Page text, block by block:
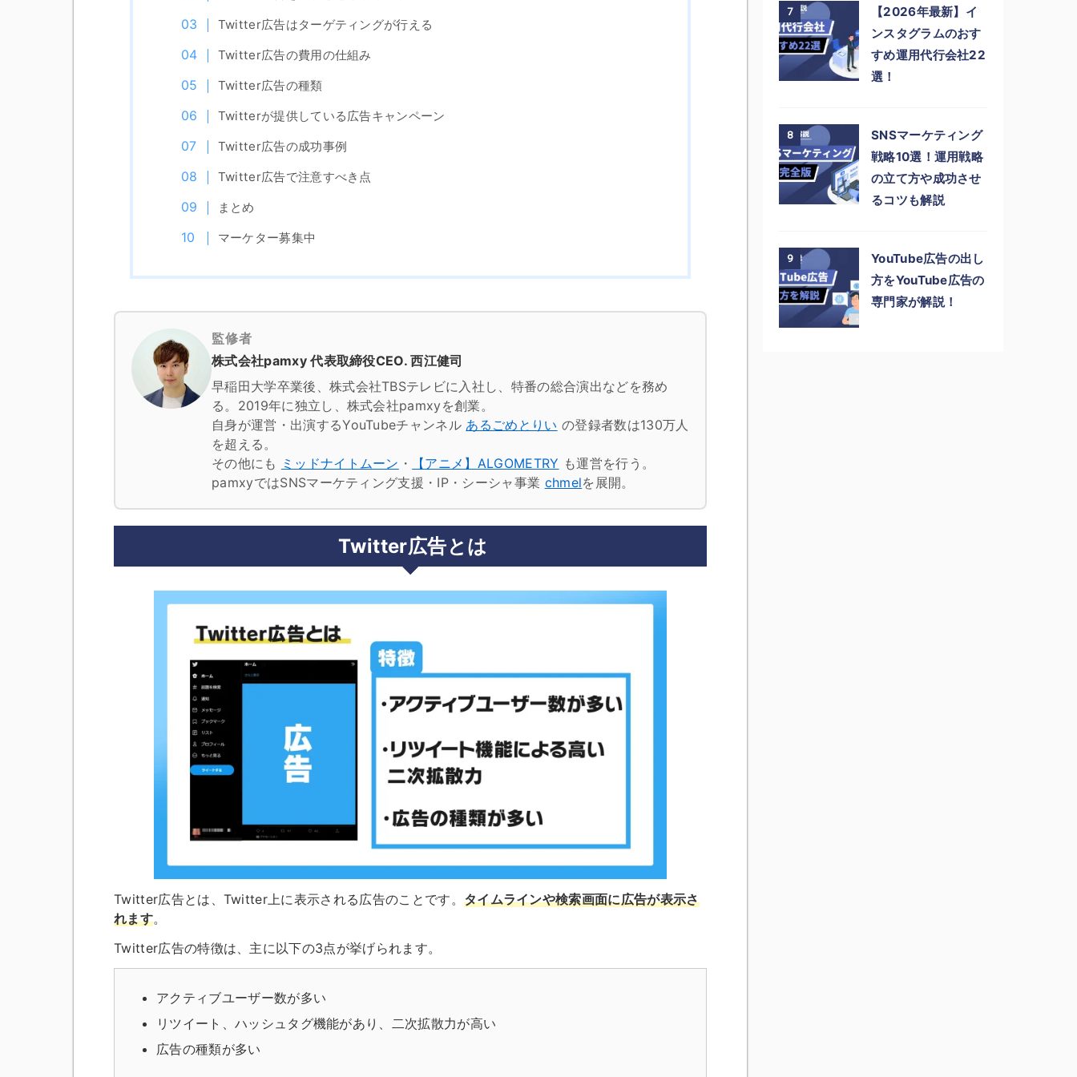
Twitter広告はターゲティングが行える
Twitter広告の費用の仕組み
Twitter広告の種類
Twitterが提供している広告キャンペーン
Twitter広告の成功事例
Twitter広告で注意すべき点
まとめ
マーケター募集中
監修者
株式会社pamxy 代表取締役CEO. 西江健司
早稲田大学卒業後、株式会社TBSテレビに入社し、特番の総合演出などを務め
る。2019年に独立し、株式会社pamxyを創業。
自身が運営・出演するYouTubeチャンネル あるごめとりい の登録者数は130万人
を超える。
その他にも ミッドナイトムーン ・ 【アニメ】ALGOMETRY も運営を行う。
pamxyではSNSマーケティング支援・IP・シーシャ事業 chmelを展開。
Twitter広告とは
Twitter広告とは、Twitter上に表示される広告のことです。 タイムラインや検索画面に広告が表示さ
れます。
Twitter広告の特徴は、主に以下の3点が挙げられます。
アクティブユーザー数が多い
リツイート、ハッシュタグ機能があり、二次拡散力が高い
広告の種類が多い
7
【2026年最新】イ
ンスタグラムのおす
すめ運用代行会社22
選！
8
SNSマーケティング
戦略10選！運用戦略
の立て方や成功させ
るコツも解説
9
YouTube広告の出し
方をYouTube広告の
専門家が解説！